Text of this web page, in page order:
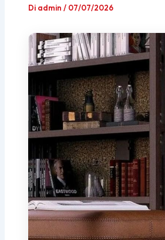
Di admin / 07/07/2026